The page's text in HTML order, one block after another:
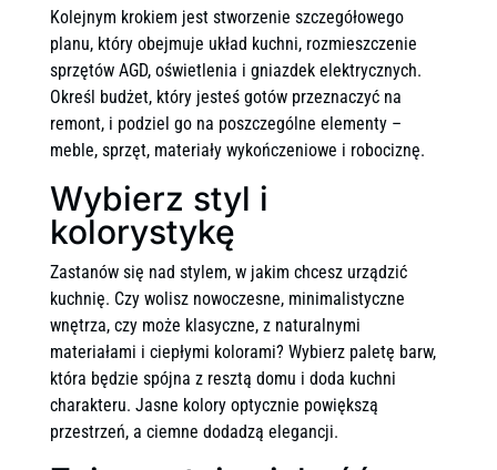
Kolejnym krokiem jest stworzenie szczegółowego
planu, który obejmuje układ kuchni, rozmieszczenie
sprzętów AGD, oświetlenia i gniazdek elektrycznych.
Określ budżet, który jesteś gotów przeznaczyć na
remont, i podziel go na poszczególne elementy –
meble, sprzęt, materiały wykończeniowe i robociznę.
Wybierz styl i
kolorystykę
Zastanów się nad stylem, w jakim chcesz urządzić
kuchnię. Czy wolisz nowoczesne, minimalistyczne
wnętrza, czy może klasyczne, z naturalnymi
materiałami i ciepłymi kolorami? Wybierz paletę barw,
która będzie spójna z resztą domu i doda kuchni
charakteru. Jasne kolory optycznie powiększą
przestrzeń, a ciemne dodadzą elegancji.